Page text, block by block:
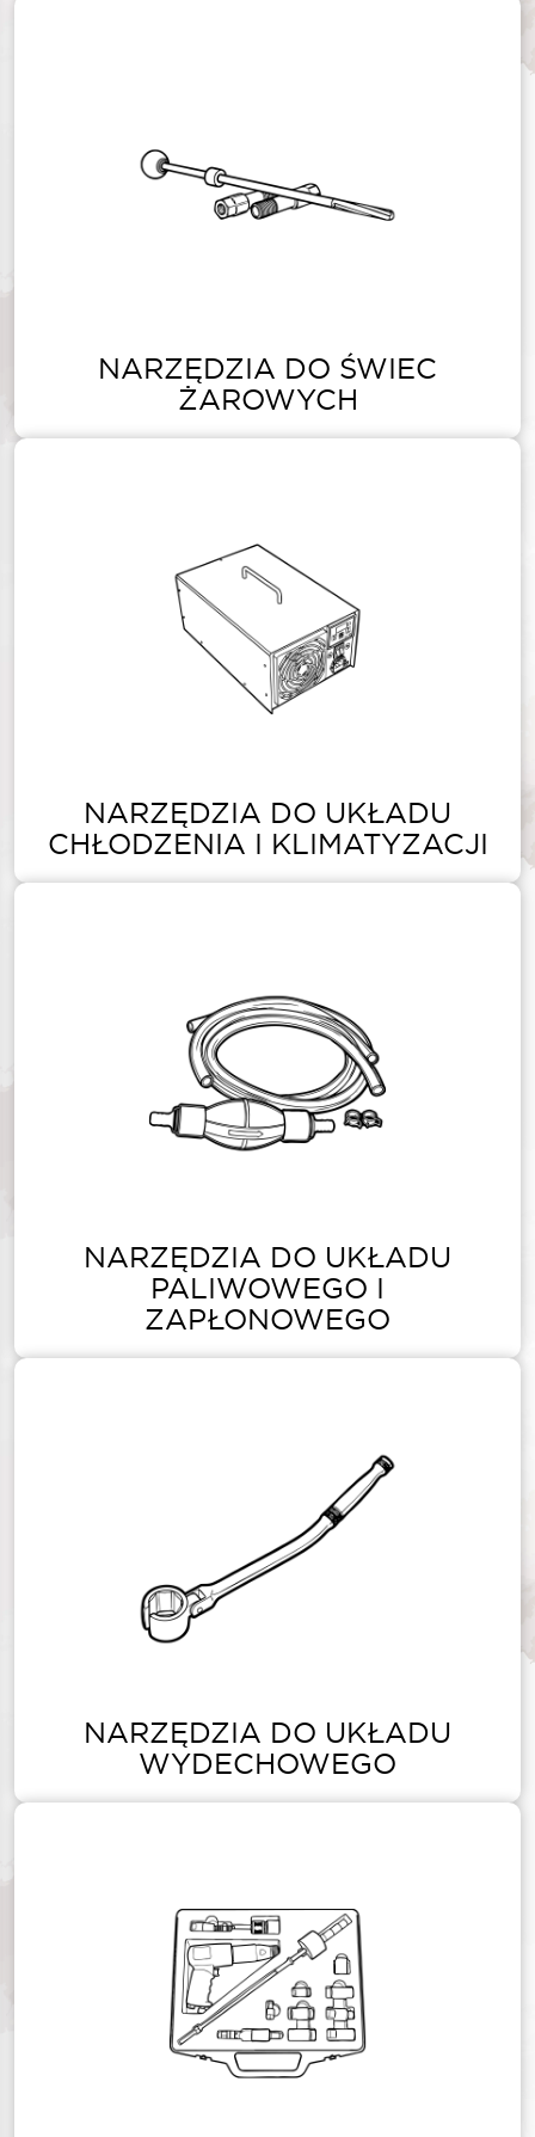
NARZĘDZIA DO ŚWIEC
ŻAROWYCH
NARZĘDZIA DO UKŁADU
CHŁODZENIA I KLIMATYZACJI
NARZĘDZIA DO UKŁADU
PALIWOWEGO I
ZAPŁONOWEGO
NARZĘDZIA DO UKŁADU
WYDECHOWEGO